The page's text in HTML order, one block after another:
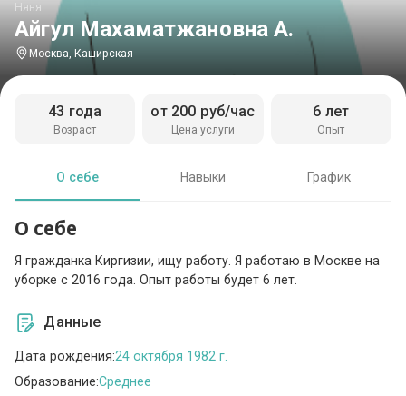
Айгул Махаматжановна А.
Няня
Москва, Каширская
Возраст
43 года
Цена услуги
от 200 руб/час
Опыт
6 лет
О себе Навыки График
О себе
Я гражданка Киргизии, ищу работу. Я работаю в Москве на
уборке с 2016 года. Опыт работы будет 6 лет.
Данные
Дата рождения:24 октября 1982 г.
Образование:Среднее